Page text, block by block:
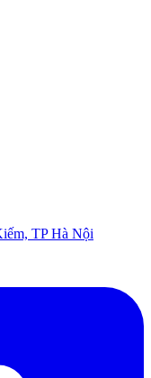
TP Hà Nội